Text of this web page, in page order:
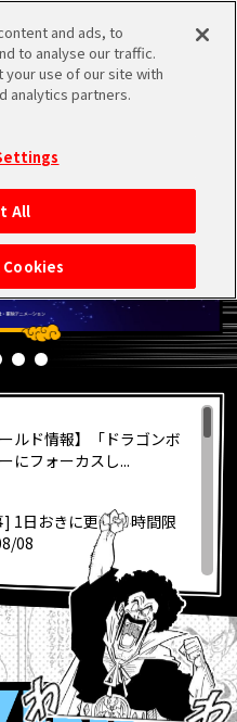
MEN
ES
ルド情報】「ドラゴンボ
にフォーカスし...
1日おきに更新24時間限
08
ミコン2026」に
B...
ゼン”から「ドラゴンボ
リジナルビッグ...
and ads, to
to analyse our traffic.
your use of our site with
analytics partners.
All